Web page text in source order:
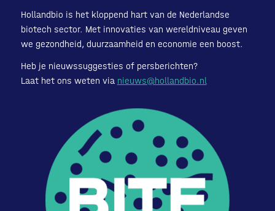
Hollandbio is het kloppend hart van de Nederlandse
biotech sector. Met innovaties van wereldniveau geven
we gezondheid, duurzaamheid en economie een boost.
Heb je nieuwssuggesties of persberichten?
Laat het ons weten via nieuws@hollandbio.nl